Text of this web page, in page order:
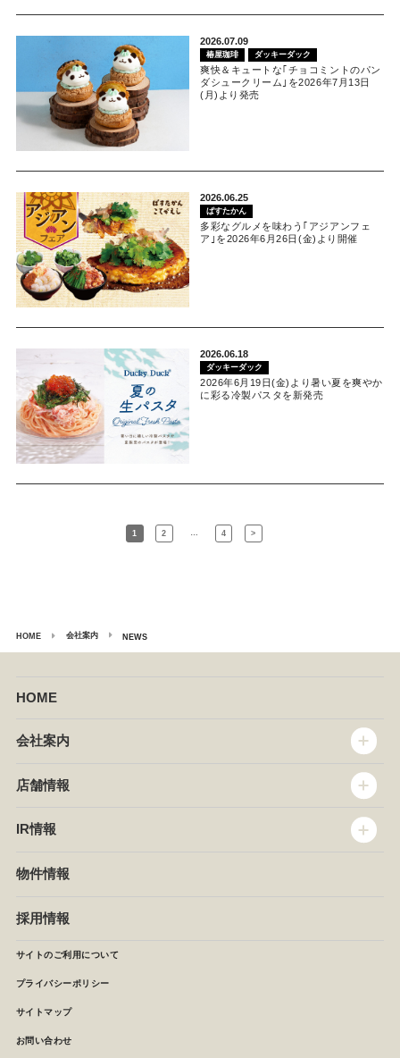
2026.07.09
椿屋珈琲 ダッキーダック
爽快＆キュートな｢チョコミントのパン
ダシュークリーム｣を2026年7月13日
(月)より発売
2026.06.25
ぱすたかん
多彩なグルメを味わう｢アジアンフェ
ア｣を2026年6月26日(金)より開催
2026.06.18
ダッキーダック
2026年6月19日(金)より暑い夏を爽やか
に彩る冷製パスタを新発売
1 2 … 4 >
HOME 会社案内 NEWS
HOME
会社案内
企業情報
セントラルキッチン
NEWS
店舗情報
椿屋珈琲
イタリアンダイニングDONA
店舗検索
IR情報
IRニュース
月次報告
決算短信
株主の皆様へ
よくあるご質問 (株主優待制度)
物件情報
採用情報
サイトのご利用について
プライバシーポリシー
サイトマップ
お問い合わせ